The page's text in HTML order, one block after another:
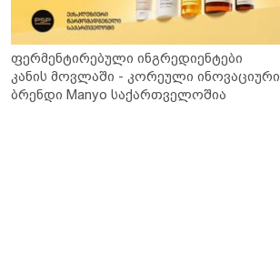
ფერმენტირებული ინგრედიენტები
კანის მოვლაში - კორეული ინოვაციური
ბრენდი Manyo საქართველოშია